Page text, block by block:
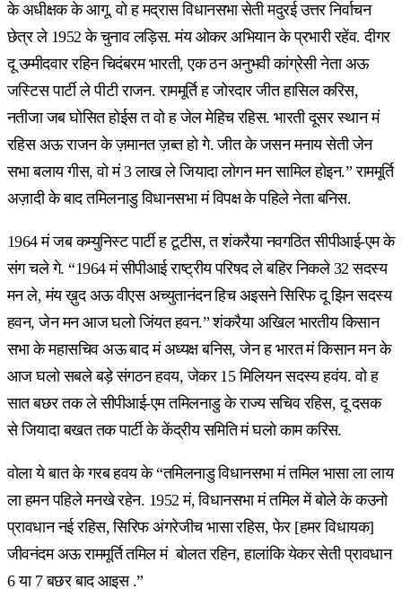
के अधीक्षक के आगू. वो ह मद्रास विधानसभा सेती मदुरई उत्तर निर्वाचन
छेत्र ले 1952 के चुनाव लड़िस. मंय ओकर अभियान के प्रभारी रहेंव. दीगर
दू उम्मीदवार रहिन चिदंबरम भारती, एक ठन अनुभवी कांग्रेसी नेता अऊ
जस्टिस पार्टी ले पीटी राजन. राममूर्ति ह जोरदार जीत हासिल करिस,
नतीजा जब घोसित होईस त वो ह जेल मेहिच रहिस. भारती दूसर स्थान मं
रहिस अऊ राजन के ज़मानत ज़ब्त हो गे. जीत के जसन मनाय सेती जेन
सभा बलाय गीस, वो मं 3 लाख ले जियादा लोगन मन सामिल होइन.” राममूर्ति
अज़ादी के बाद तमिलनाडु विधानसभा मं विपक्ष के पहिले नेता बनिस.
1964 मं जब कम्युनिस्ट पार्टी ह टूटीस, त शंकरैया नवगठित सीपीआई-एम के
संग चले गे. “1964 मं सीपीआई राष्ट्रीय परिषद ले बहिर निकले 32 सदस्य
मन ले, मंय ख़ुद अऊ वीएस अच्युतानंदन हिच अइसने सिरिफ दू झिन सदस्य
हवन, जेन मन आज घलो जिंयत हवन.” शंकरैया अखिल भारतीय किसान
सभा के महासचिव अऊ बाद मं अध्यक्ष बनिस, जेन ह भारत मं किसान मन के
आज घलो सबले बड़े संगठन हवय, जेकर 15 मिलियन सदस्य हवंय. वो ह
सात बछर तक ले सीपीआई-एम तमिलनाडु के राज्य सचिव रहिस, दू दसक
से जियादा बखत तक पार्टी के केंद्रीय समिति मं घलो काम करिस.
वोला ये बात के गरब हवय के “तमिलनाडु विधानसभा मं तमिल भासा ला लाय
ला हमन पहिले मनखे रहेन. 1952 मं, विधानसभा मं तमिल में बोले के कउनो
प्रावधान नई रहिस, सिरिफ अंगरेजीच भासा रहिस, फेर [हमर विधायक]
जीवनंदम अऊ राममूर्ति तमिल मं बोलत रहिन, हालांकि येकर सेती प्रावधान
6 या 7 बछर बाद आइस .”